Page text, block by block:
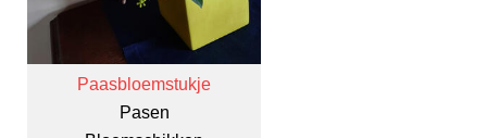
Paasbloemstukje
Pasen